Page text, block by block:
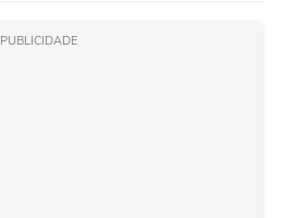
PUBLICIDADE